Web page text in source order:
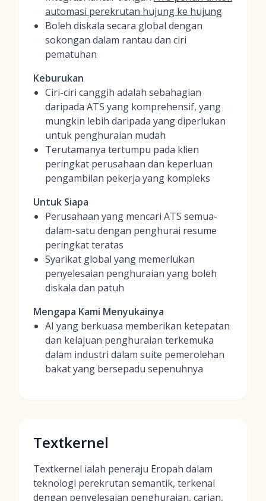
automasi perekrutan hujung ke hujung
Boleh diskala secara global dengan
sokongan dalam rantau dan ciri
pematuhan
Keburukan
Ciri-ciri canggih adalah sebahagian
daripada ATS yang komprehensif, yang
mungkin lebih daripada yang diperlukan
untuk penghuraian mudah
Terutamanya tertumpu pada klien
peringkat perusahaan dan keperluan
pengambilan pekerja yang kompleks
Untuk Siapa
Perusahaan yang mencari ATS semua-
dalam-satu dengan penghurai resume
peringkat teratas
Syarikat global yang memerlukan
penyelesaian penghuraian yang boleh
diskala dan patuh
Mengapa Kami Menyukainya
AI yang berkuasa memberikan ketepatan
dan kelajuan penghuraian terkemuka
dalam industri dalam suite pemerolehan
bakat yang bersepadu sepenuhnya
Textkernel
Textkernel ialah peneraju Eropah dalam
teknologi perekrutan semantik, terkenal
dengan penyelesaian penghuraian, carian,